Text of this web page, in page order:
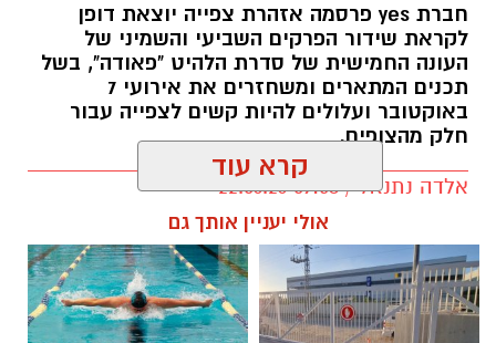
חברת yes פרסמה אזהרת צפייה יוצאת דופן
לקראת שידור הפרקים השביעי והשמיני של
העונה החמישית של סדרת הלהיט "פאודה", בשל
תכנים המתארים ומשחזרים את אירועי 7
באוקטובר ועלולים להיות קשים לצפייה עבור
חלק מהצופים.
אלדה נתנאל / 09:58 22.06.26
פאודה" חוזרת ל-7 באוקטובר: yes
קרא עוד
אולי יעניין אותך גם